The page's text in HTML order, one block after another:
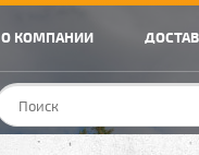
О КОМПАНИИ